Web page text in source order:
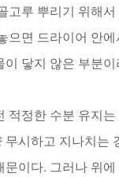
고루 뿌리기 위해
으면 드라이어 안
이 닿지 않은 부분
적정한 수분 유지
무시하고 지나치는
문이다. 그러나 위